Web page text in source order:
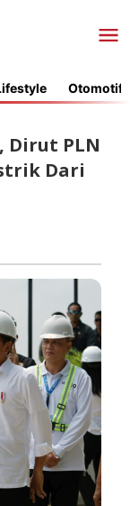
Otomotif
Dirut PLN
Dari